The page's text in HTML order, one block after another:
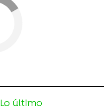
Lo último